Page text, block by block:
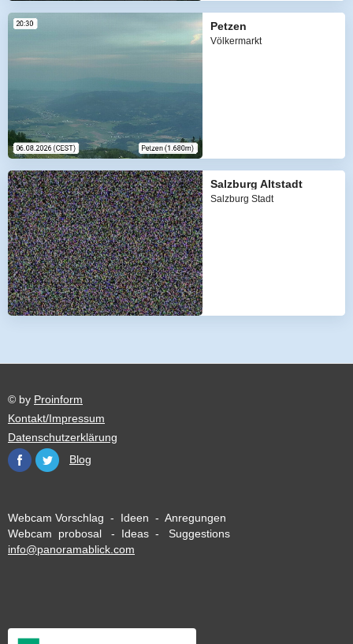
Petzen
Völkermarkt
Salzburg Altstadt
Salzburg Stadt
© by Proinform
Kontakt/Impressum
Datenschutzerklärung
Blog
Webcam Vorschlag - Ideen - Anregungen
Webcam probosal - Ideas - Suggestions
info@panoramablick.com